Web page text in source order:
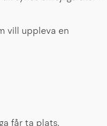
vill uppleva en
får ta plats.